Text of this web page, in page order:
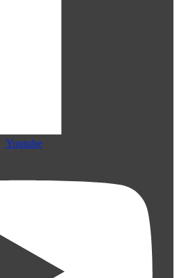
Youtube